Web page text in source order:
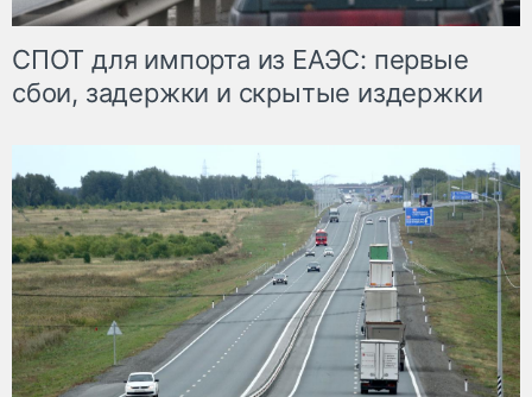
СПОТ для импорта из ЕАЭС: первые
сбои, задержки и скрытые издержки